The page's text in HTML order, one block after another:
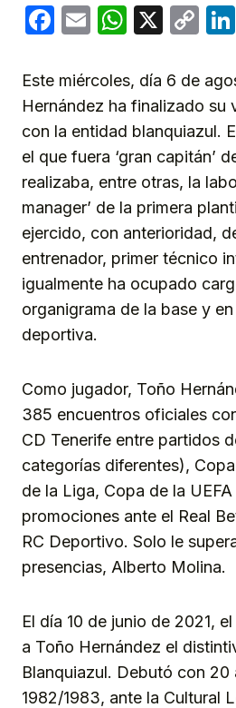
Facebook
Email X
Este miércoles, día 6 de
Hernández ha finalizado su
con la entidad blanquiazul.
el que fuera ‘gran capitán’
realizaba, entre otras, la
manager’ de la primera
ejercido, con anterioridad,
entrenador, primer técnico
igualmente ha ocupado
organigrama de la base y
deportiva.
Como jugador, Toño
385 encuentros oficiales
CD Tenerife entre partidos
categorías diferentes),
de la Liga, Copa de la
promociones ante el Real
RC Deportivo. Solo le
presencias, Alberto Molina.
El día 10 de junio de 2021,
a Toño Hernández el
Blanquiazul. Debutó con 20
1982/1983, ante la Cultural